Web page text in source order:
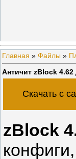
Главная » Файлы »
Античит zBlock
Скачать с
zBlock